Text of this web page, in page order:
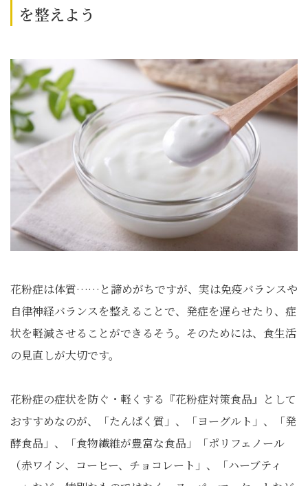
を整えよう
花粉症は体質……と諦めがちですが、実は免疫バランスや
自律神経バランスを整えることで、発症を遅らせたり、症
状を軽減させることができるそう。そのためには、食生活
の見直しが大切です。
花粉症の症状を防ぐ・軽くする『花粉症対策食品』として
おすすめなのが、「たんぱく質」、「ヨーグルト」、「発
酵食品」、「食物繊維が豊富な食品」「ポリフェノール
（赤ワイン、コーヒー、チョコレート」、「ハーブティ